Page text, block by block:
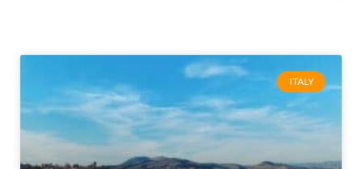
ITALY